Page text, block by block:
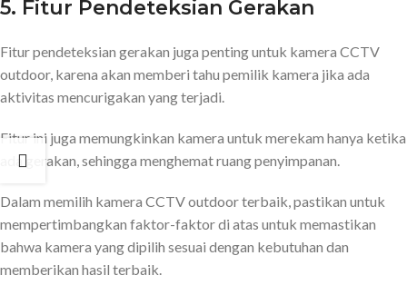
5. Fitur Pendeteksian Gerakan
Fitur pendeteksian gerakan juga penting untuk kamera CCTV
outdoor, karena akan memberi tahu pemilik kamera jika ada
aktivitas mencurigakan yang terjadi.
Fitur ini juga memungkinkan kamera untuk merekam hanya ketika
ada gerakan, sehingga menghemat ruang penyimpanan.
Dalam memilih kamera CCTV outdoor terbaik, pastikan untuk
mempertimbangkan faktor-faktor di atas untuk memastikan
bahwa kamera yang dipilih sesuai dengan kebutuhan dan
memberikan hasil terbaik.